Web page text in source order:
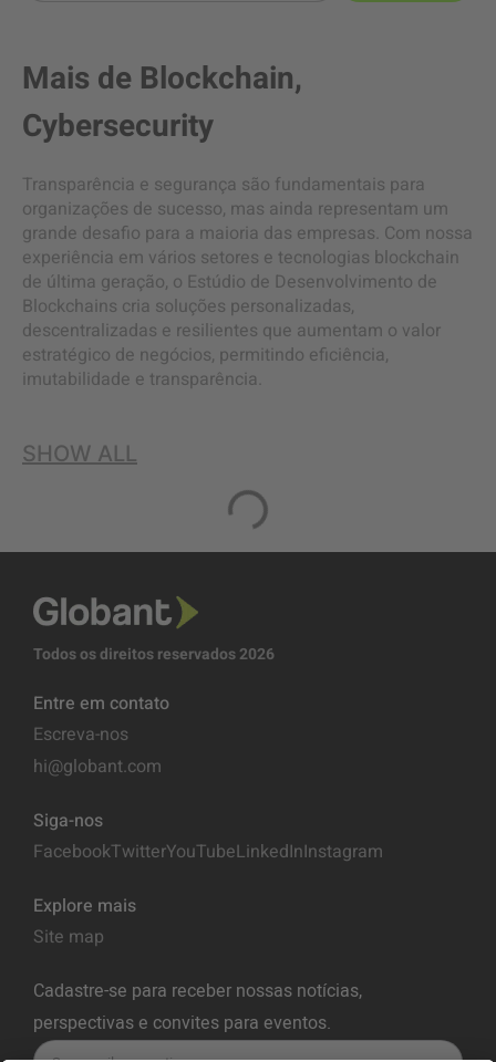
Mais de Blockchain,
Cybersecurity
Transparência e segurança são fundamentais para
organizações de sucesso, mas ainda representam um
grande desafio para a maioria das empresas. Com nossa
experiência em vários setores e tecnologias blockchain
de última geração, o Estúdio de Desenvolvimento de
Blockchains cria soluções personalizadas,
descentralizadas e resilientes que aumentam o valor
estratégico de negócios, permitindo eficiência,
imutabilidade e transparência.
SHOW ALL
Todos os direitos reservados 2026
Entre em contato
Escreva-nos
hi@globant.com
Siga-nos
FacebookTwitterYouTubeLinkedInInstagram
Explore mais
Site map
Cadastre-se para receber nossas notícias,
perspectivas e convites para eventos.